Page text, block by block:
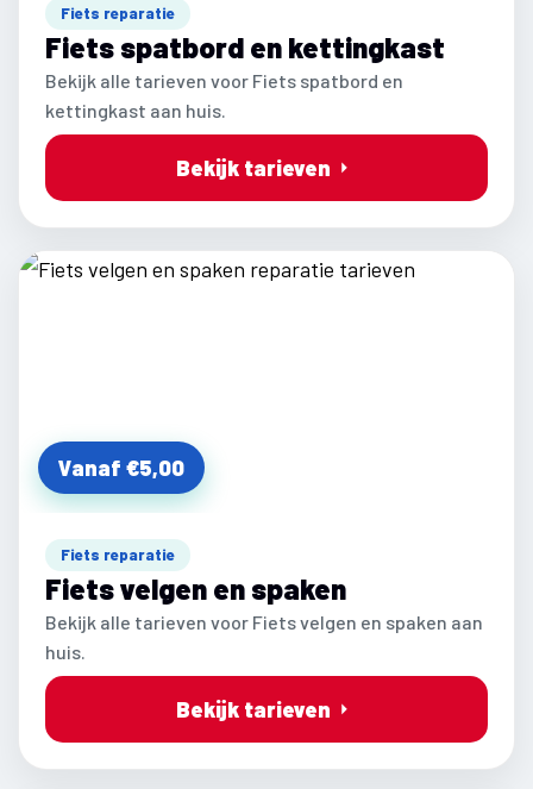
Fiets reparatie
Fiets spatbord en kettingkast
Bekijk alle tarieven voor Fiets spatbord en
kettingkast aan huis.
Bekijk tarieven
Vanaf €5,00
Fiets reparatie
Fiets velgen en spaken
Bekijk alle tarieven voor Fiets velgen en spaken aan
huis.
Bekijk tarieven